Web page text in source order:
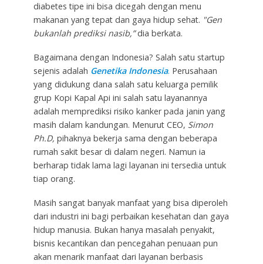
diabetes tipe ini bisa dicegah dengan menu
makanan yang tepat dan gaya hidup sehat. "Gen
bukanlah prediksi nasib,”dia berkata.
Bagaimana dengan Indonesia? Salah satu startup
sejenis adalah Genetika Indonesia. Perusahaan
yang didukung dana salah satu keluarga pemilik
grup Kopi Kapal Api ini salah satu layanannya
adalah memprediksi risiko kanker pada janin yang
masih dalam kandungan. Menurut CEO, Simon
Ph.D, pihaknya bekerja sama dengan beberapa
rumah sakit besar di dalam negeri. Namun ia
berharap tidak lama lagi layanan ini tersedia untuk
tiap orang.
Masih sangat banyak manfaat yang bisa diperoleh
dari industri ini bagi perbaikan kesehatan dan gaya
hidup manusia. Bukan hanya masalah penyakit,
bisnis kecantikan dan pencegahan penuaan pun
akan menarik manfaat dari layanan berbasis